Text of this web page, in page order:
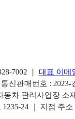
7002 대표 이메
통신판매번호 : 2023-
동차 관리사업장
24 ｜ 지점 주